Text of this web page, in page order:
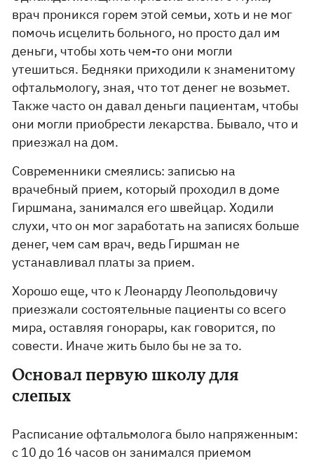
врач проникся горем этой семьи, хоть и не мог
помочь исцелить больного, но просто дал им
деньги, чтобы хоть чем-то они могли
утешиться. Бедняки приходили к знаменитому
офтальмологу, зная, что тот денег не возьмет.
Также часто он давал деньги пациентам, чтобы
они могли приобрести лекарства. Бывало, что и
приезжал на дом.
Современники смеялись: записью на
врачебный прием, который проходил в доме
Гиршмана, занимался его швейцар. Ходили
слухи, что он мог заработать на записях больше
денег, чем сам врач, ведь Гиршман не
устанавливал платы за прием.
Хорошо еще, что к Леонарду Леопольдовичу
приезжали состоятельные пациенты со всего
мира, оставляя гонорары, как говорится, по
совести. Иначе жить было бы не за то.
Основал первую школу для
слепых
Расписание офтальмолога было напряженным:
с 10 до 16 часов он занимался приемом